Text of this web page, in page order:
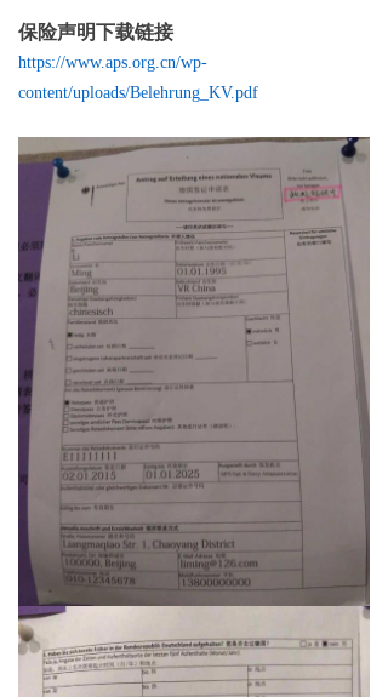
保险声明下载链接
https://www.aps.org.cn/wp-
content/uploads/Belehrung_KV.pdf